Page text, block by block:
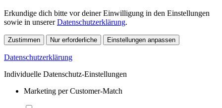
Erkundige dich bitte vor deiner Einwilligung in den Einstellungen
sowie in unsererDatenschutzerklärung.
Zustimmen Nur erforderliche Einstellungen anpassen
Datenschutzerklärung
Individuelle Datenschutz-Einstellungen
Marketing per Customer-Match